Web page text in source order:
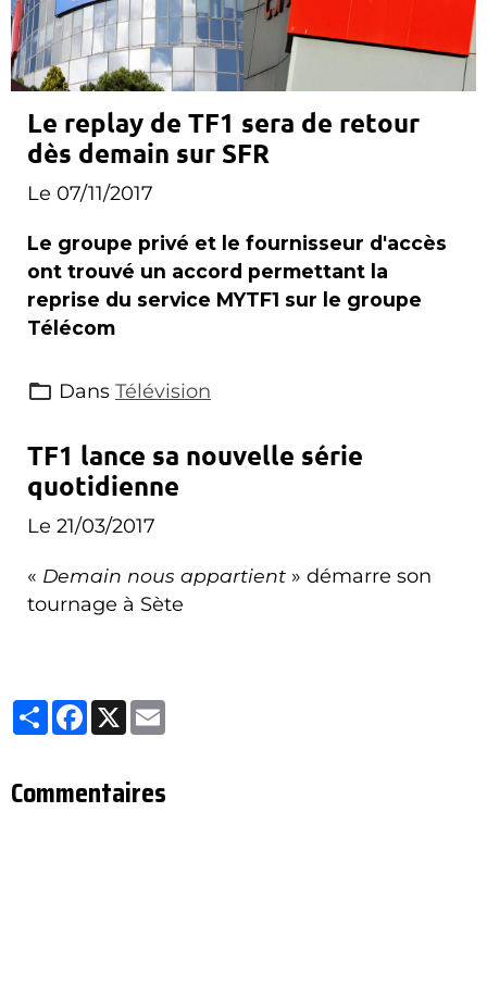
Le replay de TF1 sera de retour
dès demain sur SFR
Le 07/11/2017
Le groupe privé et le fournisseur d'accès
ont trouvé un accord permettant la
reprise du service MYTF1 sur le groupe
Télécom
Dans Télévision
TF1 lance sa nouvelle série
quotidienne
Le 21/03/2017
« Demain nous appartient » démarre son
tournage à Sète
Partager
Facebook
X
Commentaires